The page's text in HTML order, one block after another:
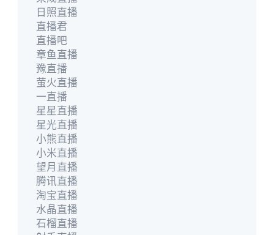
日照直播
直播君
直播吧
章鱼直播
豫直播
萤火直播
一直播
星星直播
星光直播
小熊直播
小米直播
望月直播
腾讯直播
淘宝直播
水晶直播
石榴直播